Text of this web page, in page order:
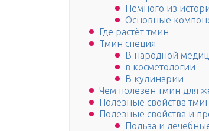
Немного из
Основные
Где растёт тмин
Тмин специя
В народной
в косметологии
В кулинарии
Чем полезен тмин для
Полезные свойства
Полезные свойства и
Польза и